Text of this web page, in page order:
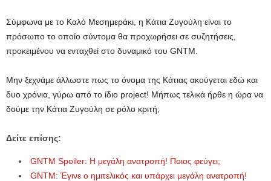
Σύμφωνα με το Καλό Μεσημεράκι, η Κάτια Ζυγούλη είναι το
πρόσωπο το οποίο σύντομα θα προχωρήσει σε συζητήσεις,
προκειμένου να ενταχθεί στο δυναμικό του GNTM.
Μην ξεχνάμε άλλωστε πως το όνομα της Κάτιας ακούγεται εδώ και
δυο χρόνια, γύρω από το ίδιο project! Μήπως τελικά ήρθε η ώρα να
δούμε την Κάτια Ζυγούλη σε ρόλο κριτή;
Δείτε επίσης:
GNTM Spoiler: Η μεγάλη ανατροπή! Ποιος φεύγει;
GNTM: Έγινε ο ημιτελικός και υπάρχει μεγάλη ανατροπή!